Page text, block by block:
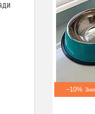
–10%